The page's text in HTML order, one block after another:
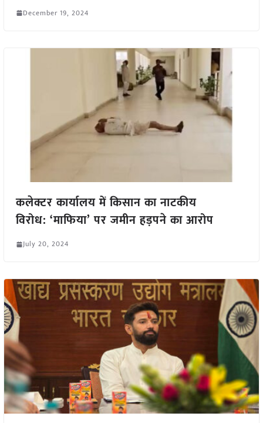
December 19, 2024
कलेक्टर कार्यालय में किसान का नाटकीय
विरोध: ‘माफिया’ पर जमीन हड़पने का आरोप
July 20, 2024